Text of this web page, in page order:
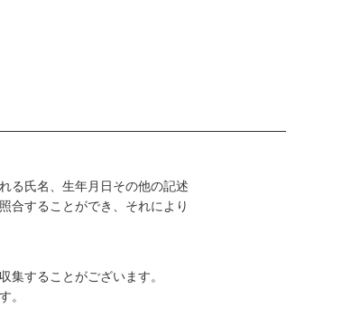
る氏名、生年月日その他の記述
合することができ、それにより
集することがございます。
。